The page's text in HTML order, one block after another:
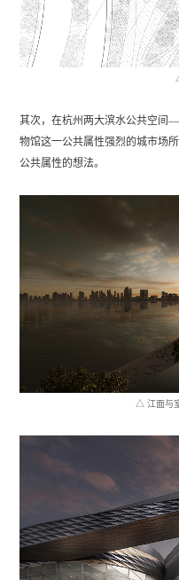
其次，在杭州两大滨水公共空间
物馆这一公共属性强烈的城市场
公共属性的想法。
△ 江面与